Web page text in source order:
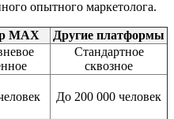
опытного маркетолога.
MAX
Другие платформы
Стандартное
сквозное
До 200 000 человек